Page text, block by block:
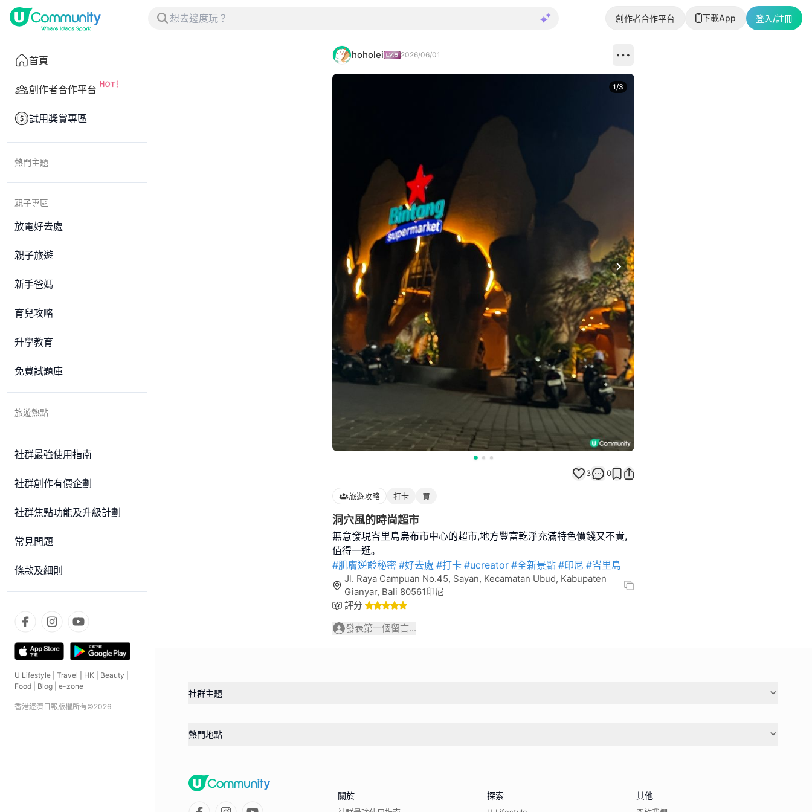
創作者合作平台 下載App 登入/註冊
首頁
創作者合作平台
試用獎賞專區
熱門主題
親子專區
放電好去處
親子旅遊
新手爸媽
育兒攻略
升學教育
免費試題庫
旅遊熱點
社群最強使用指南
社群創作有價企劃
社群焦點功能及升級計劃
常見問題
條款及細則
U Lifestyle Travel HK Beauty
Food
Blog e-zone
香港經濟日報版權所有©2026
hoholei 2026/06/01
Next slide
1/3
3 0
旅遊攻略 打卡 買
洞穴風的時尚超市
無意發現峇里島烏布市中心的超市,地方豐富乾淨充滿特色價錢又不貴,
#肌膚逆齡秘密 #好去處 #打卡 #ucreator #全新景點 #印尼 #峇里島
Jl. Raya Campuan No.45, Sayan, Kecamatan Ubud, Kabupaten
Gianyar, Bali 80561印尼
評分
發表第一個留言...
社群主題
熱門地點
關於 探索 其他